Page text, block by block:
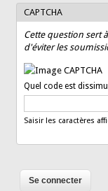
CAPTCHA
Cette question sert
d'éviter les
Quel code est
Saisir les caractères